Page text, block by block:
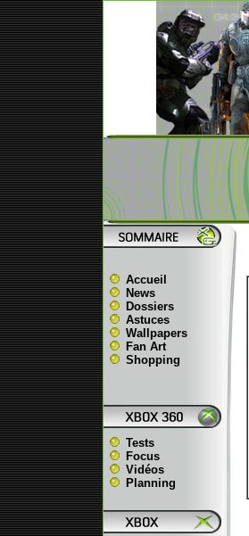
Accueil
News
Dossiers
Astuces
Wallpapers
Fan Art
Shopping
Tests
Focus
Vidéos
Planning